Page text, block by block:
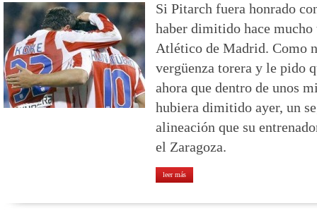
Si Pitarch fuera honrado
haber dimitido hace
Atlético de Madrid. Como
vergüenza torera y le pido
ahora que dentro de unos
hubiera dimitido ayer, un
alineación que su
el Zaragoza.
leer más